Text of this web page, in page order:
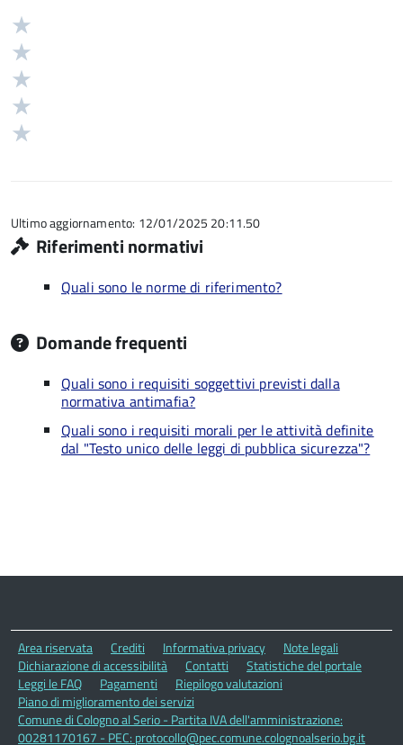
Valutazione
5
Ultimo aggiornamento: 12/01/2025 20:11.50
Riferimenti normativi
Quali sono le norme di riferimento?
Domande frequenti
Quali sono i requisiti soggettivi previsti dalla
normativa antimafia?
Quali sono i requisiti morali per le attività definite
dal "Testo unico delle leggi di pubblica sicurezza"?
Area riservata Crediti Informativa privacy
Note legali
Dichiarazione di accessibilità
Contatti
Statistiche del portale
Leggi le FAQ
Pagamenti
Riepilogo valutazioni
Piano di miglioramento dei servizi
Comune di Cologno al Serio - Partita IVA dell'amministrazione:
00281170167 - PEC: protocollo@pec.comune.colognoalserio.bg.it